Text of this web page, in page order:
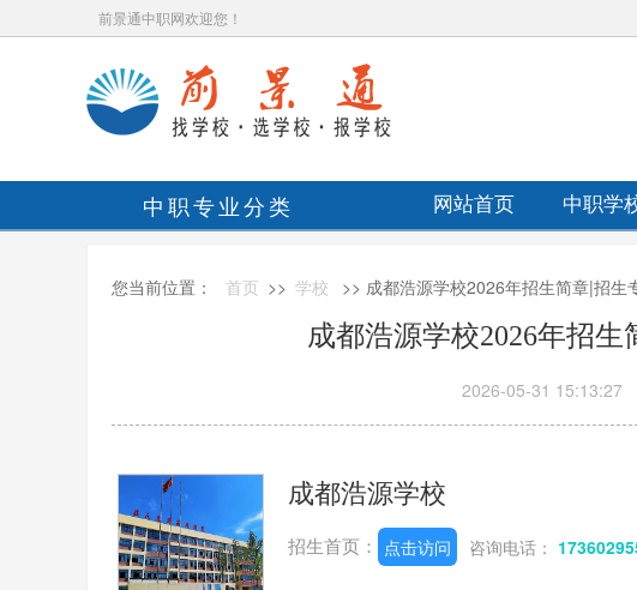
前景通中职网欢迎您！
中职专业分类 网站首页 中职学
您当前位置： 首页 >> 学校 >> 成都浩源学校2026年招生简章|招生
成都浩源学校2026年招
2026-05-31 15:13:27
成都浩源学校
招生首页： 点击访问 咨询电话：